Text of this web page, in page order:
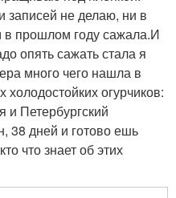
записей не делаю, ни в
в прошлом году сажала.И
опять сажать стала я
много чего нашла в
холодостойких огурчиков:
и Петербургский
38 дней и готово ешь
что знает об этих